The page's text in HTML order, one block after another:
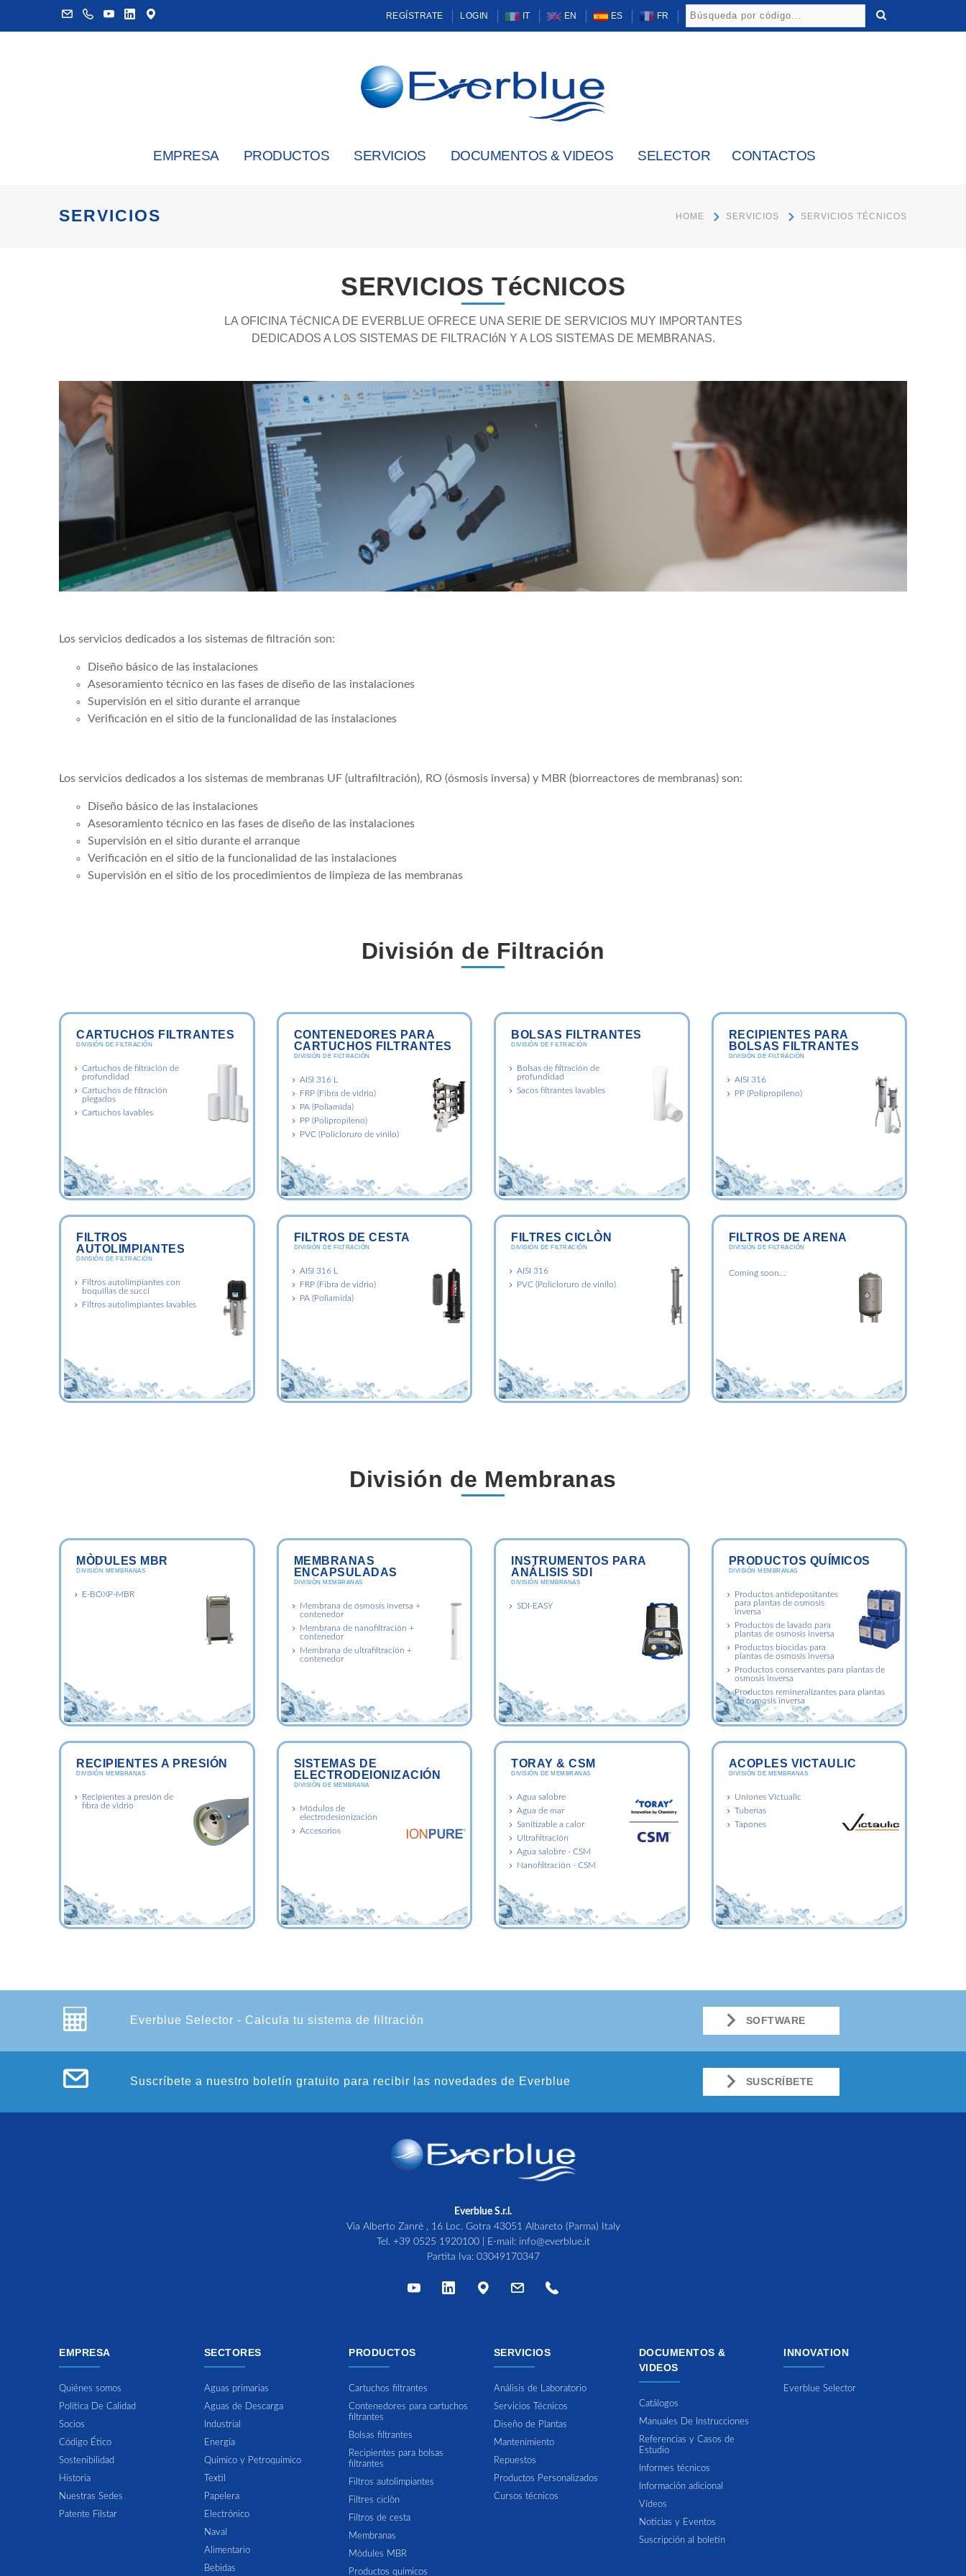
REGÍSTRATE LOGIN IT EN ES FR
EMPRESA PRODUCTOS SERVICIOS DOCUMENTOS & VIDEOS SELECTOR CONTACTOS
SERVICIOS HOME SERVICIOS SERVICIOS TÉCNICOS
SERVICIOS TéCNICOS
LA OFICINA TéCNICA DE EVERBLUE OFRECE UNA SERIE DE SERVICIOS MUY IMPORTANTES
DEDICADOS A LOS SISTEMAS DE FILTRACIóN Y A LOS SISTEMAS DE MEMBRANAS.
Los servicios dedicados a los sistemas de filtración son:
Diseño básico de las instalaciones
Asesoramiento técnico en las fases de diseño de las instalaciones
Supervisión en el sitio durante el arranque
Verificación en el sitio de la funcionalidad de las instalaciones
Los servicios dedicados a los sistemas de membranas UF (ultrafiltración), RO (ósmosis inversa) y MBR (biorreactores de membranas) son:
Diseño básico de las instalaciones
Asesoramiento técnico en las fases de diseño de las instalaciones
Supervisión en el sitio durante el arranque
Verificación en el sitio de la funcionalidad de las instalaciones
Supervisión en el sitio de los procedimientos de limpieza de las membranas
División de Filtración
CARTUCHOS FILTRANTES
DIVISIÓN DE FILTRACIÓN
Cartuchos de filtración de
profundidad
Cartuchos de filtración
plegados
Cartuchos lavables
CONTENEDORES PARA
CARTUCHOS FILTRANTES
DIVISIÓN DE FILTRACIÓN
AISI 316 L
FRP (Fibra de vidrio)
PA (Poliamida)
PP (Polipropileno)
PVC (Policloruro de vinilo)
BOLSAS FILTRANTES
DIVISIÓN DE FILTRACIÓN
Bolsas de filtración de
profundidad
Sacos filtrantes lavables
RECIPIENTES PARA
BOLSAS FILTRANTES
DIVISIÓN DE FILTRACIÓN
AISI 316
PP (Polipropileno)
FILTROS
AUTOLIMPIANTES
DIVISIÓN DE FILTRACIÓN
Filtros autolimpiantes con
boquillas de succi
Filtros autolimpiantes lavables
FILTROS DE CESTA
DIVISIÓN DE FILTRACIÓN
AISI 316 L
FRP (Fibra de vidrio)
PA (Poliamida)
FILTRES CICLÒN
DIVISIÓN DE FILTRACIÓN
AISI 316
PVC (Policloruro de vinilo)
FILTROS DE ARENA
DIVISIÓN DE FILTRACIÓN
Coming soon...
División de Membranas
MÒDULES MBR
DIVISIÓN MEMBRANAS
E-BOXP-MBR
MEMBRANAS
ENCAPSULADAS
DIVISIÓN MEMBRANAS
Membrana de ósmosis inversa +
contenedor
Membrana de nanofiltración +
contenedor
Membrana de ultrafiltración +
contenedor
INSTRUMENTOS PARA
ANÁLISIS SDI
DIVISIÓN MEMBRANAS
SDI-EASY
PRODUCTOS QUÍMICOS
DIVISIÓN MEMBRANAS
Productos antidepositantes
para plantas de osmosis
inversa
Productos de lavado para
plantas de osmosis inversa
Productos biocidas para
plantas de osmosis inversa
Productos conservantes para plantas de
osmosis inversa
Productos remineralizantes para plantas
de osmosis inversa
RECIPIENTES A PRESIÓN
DIVISIÓN MEMBRANAS
Recipientes a presión de
fibra de vidrio
SISTEMAS DE
ELECTRODEIONIZACIÓN
DIVISIÓN DE MEMBRANA
Módulos de
electrodesionización
Accesorios
TORAY & CSM
DIVISIÓN DE MEMBRANAS
Agua salobre
Agua de mar
Sanitizable a calor
Ultrafiltración
Agua salobre - CSM
Nanofiltración - CSM
ACOPLES VICTAULIC
DIVISIÓN DE MEMBRANAS
Uniones Victualic
Tuberías
Tapones
Everblue Selector - Calcula tu sistema de filtración SOFTWARE
Suscríbete a nuestro boletín gratuito para recibir las novedades de Everblue SUSCRÍBETE
Everblue S.r.l.
Via Alberto Zanrè , 16 Loc. Gotra 43051 Albareto (Parma) Italy
Tel. +39 0525 1920100| E-mail: info@everblue.it
Partita Iva: 03049170347
EMPRESA
Quiénes somos
Política De Calidad
Socios
Código Ético
Sostenibilidad
Historia
Nuestras Sedes
Patente Filstar
SECTORES
Aguas primarias
Aguas de Descarga
Industrial
Energía
Químico y Petroquímico
Textil
Papelera
Electrónico
Naval
Alimentario
Bebidas
PRODUCTOS
Cartuchos filtrantes
Contenedores para cartuchos
filtrantes
Bolsas filtrantes
Recipientes para bolsas
filtrantes
Filtros autolimpiantes
Filtres ciclòn
Filtros de cesta
Membranas
Mòdules MBR
Productos químicos
SERVICIOS
Análisis de Laboratorio
Servicios Técnicos
Diseño de Plantas
Mantenimiento
Repuestos
Productos Personalizados
Cursos técnicos
DOCUMENTOS &
VIDEOS
Catálogos
Manuales De Instrucciones
Referencias y Casos de
Estudio
Informes técnicos
Información adicional
Vídeos
Noticias y Eventos
Suscripción al boletín
INNOVATION
Everblue Selector